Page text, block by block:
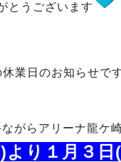
とうございます
業日のお知らせで
がらアリーナ龍ケ
より１月３日